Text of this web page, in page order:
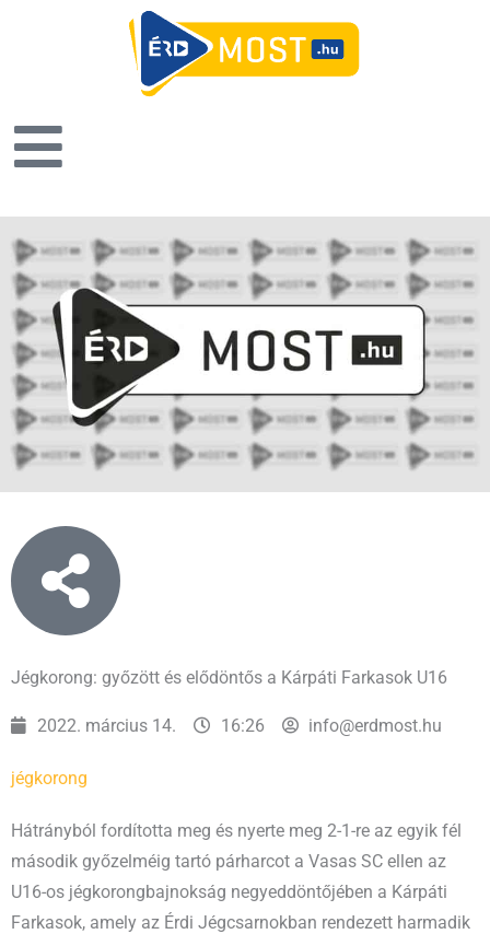
Jégkorong: győzött és elődöntős a Kárpáti Farkasok U16
2022. március 14. 16:26 info@erdmost.hu
jégkorong
Hátrányból fordította meg és nyerte meg 2-1-re az egyik fél
második győzelméig tartó párharcot a Vasas SC ellen az
U16-os jégkorongbajnokság negyeddöntőjében a Kárpáti
Farkasok, amely az Érdi Jégcsarnokban rendezett harmadik